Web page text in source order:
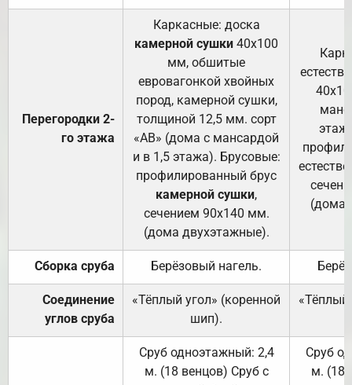
Перегородки 2-
го этажа
Каркасные: доска
камерной сушки 40х100
мм, обшитые
евровагонкой хвойных
пород, камерной сушки,
толщиной 12,5 мм. сорт
«АВ» (дома с мансардой
и в 1,5 этажа). Брусовые:
профилированный брус
камерной сушки,
сечением 90х140 мм.
(дома двухэтажные).
(дома
Сборка сруба Берёзовый нагель.
Соединение
углов сруба
«Тёплый угол» (коренной
шип).
«Тёплый
Сруб одноэтажный: 2,4
м. (18 венцов) Сруб с
Сруб
м. (18